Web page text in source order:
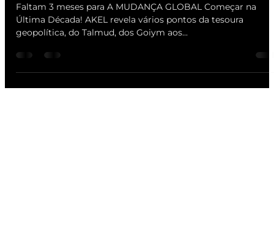
Faltam 3 meses para A MUDANÇA GLOBAL Começar na
Última Década! AKEL revela vários pontos da tesoura
geopolítica, do Talmud, dos Goiym aos...